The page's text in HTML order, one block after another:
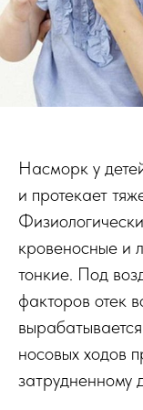
Насморк у
и протекает
кровеносные и
тонкие. Под
факторов отек
носовых ходов
затрудненному